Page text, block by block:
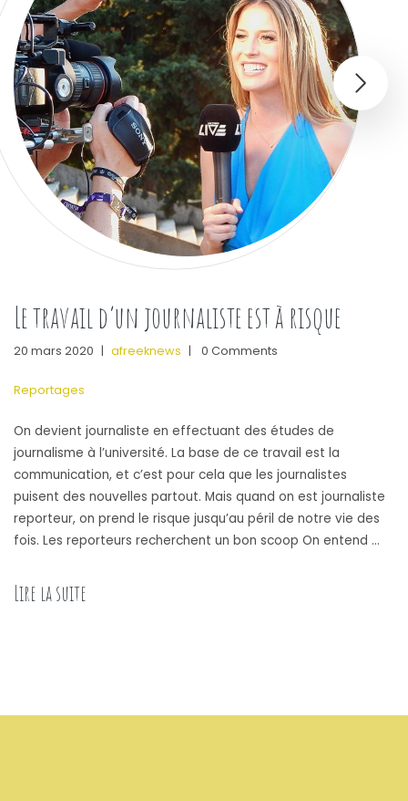
Le travail d’un journaliste est à risque
20 mars 2020 | afreeknews | 0 Comments
Reportages
On devient journaliste en effectuant des études de
journalisme à l’université. La base de ce travail est la
communication, et c’est pour cela que les journalistes
puisent des nouvelles partout. Mais quand on est journaliste
reporteur, on prend le risque jusqu’au péril de notre vie des
fois. Les reporteurs recherchent un bon scoop On entend …
Lire la suite